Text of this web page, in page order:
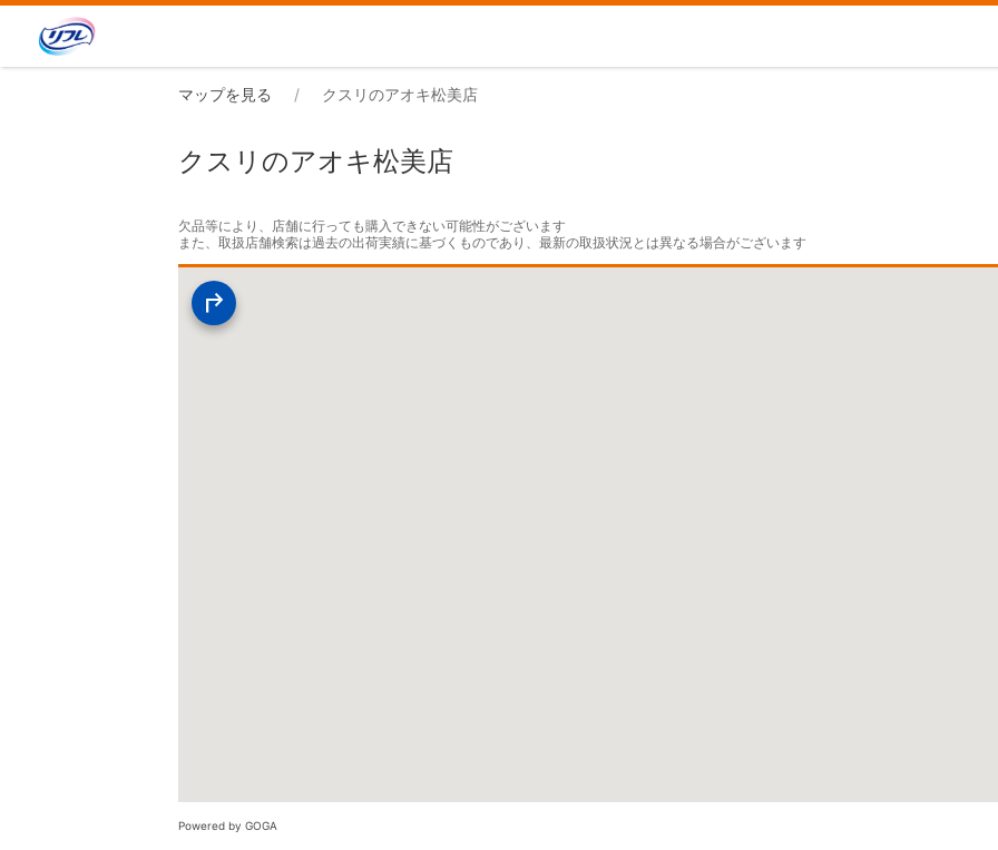
マップを見る クスリのアオキ松美店
クスリのアオキ松美店
欠品等により、店舗に行っても購入できない可能性がございます
また、取扱店舗検索は過去の出荷実績に基づくものであり、最新の取扱状況とは異なる場合がございます
Powered by GOGA